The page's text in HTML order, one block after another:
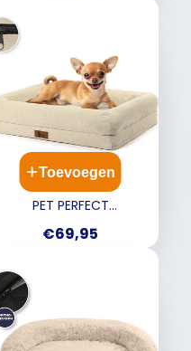
Toevoegen
PET PERFECT
Hondenmand Beige - M
Prijs
€69,95